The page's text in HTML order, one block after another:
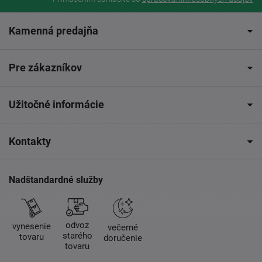
Kamenná predajňa
Pre zákazníkov
Užitočné informácie
Kontakty
Nadštandardné služby
vynesenie
tovaru
odvoz
starého
tovaru
večerné
doručenie